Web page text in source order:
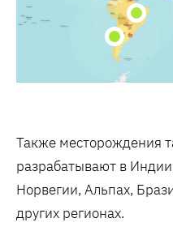
Также месторождения
разрабатывают в
Норвегии, Альпах,
других регионах.